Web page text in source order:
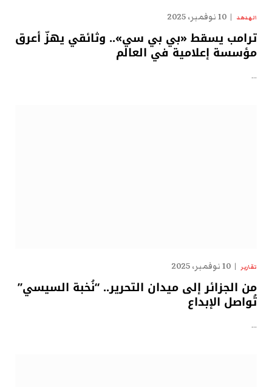
الهدهد 10 نوفمبر، 2025
ترامب يسقط «بي بي سي».. وثائقي يهزّ أعرق
مؤسسة إعلامية في العالم
…
تقارير 10 نوفمبر، 2025
من الجزائر إلى ميدان التحرير.. “نُخبة السيسي”
تُواصل الإبداع
…